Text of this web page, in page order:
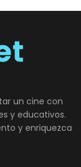
un cine con
y educativos.
y enriquezca